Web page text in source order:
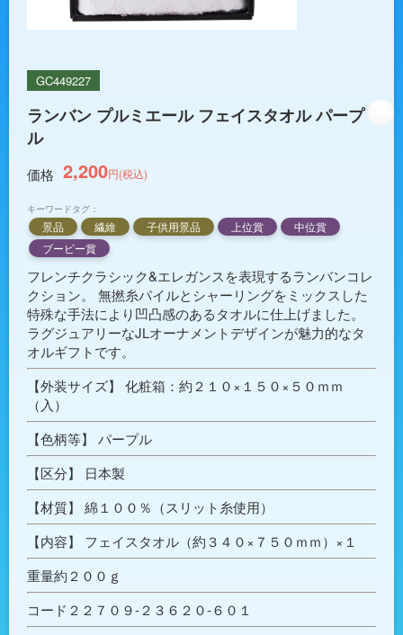
GC449227
ランバン プルミエール フェイスタオル パープ
ル
価格 2,200円(税込)
キーワードタグ：
景品 繊維 子供用景品 上位賞
中位賞
ブービー賞
フレンチクラシック&エレガンスを表現するランバンコレ
クション。 無撚糸パイルとシャーリングをミックスした
特殊な手法により凹凸感のあるタオルに仕上げました。
ラグジュアリーなJLオーナメントデザインが魅力的なタ
オルギフトです。
【外装サイズ】 化粧箱：約２１０×１５０×５０ｍｍ
（入）
【色柄等】 パープル
【区分】 日本製
【材質】 綿１００％（スリット糸使用）
【内容】 フェイスタオル（約３４０×７５０ｍｍ）×１
重量約２００ｇ
コード２２７０９-２３６２０-６０１